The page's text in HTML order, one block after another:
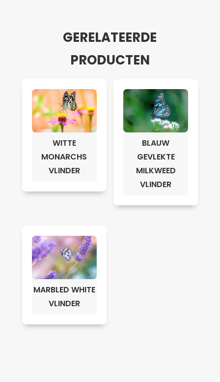
GERELATEERDE
PRODUCTEN
WITTE
MONARCHS
VLINDER
BLAUW
GEVLEKTE
MILKWEED
VLINDER
MARBLED WHITE
VLINDER